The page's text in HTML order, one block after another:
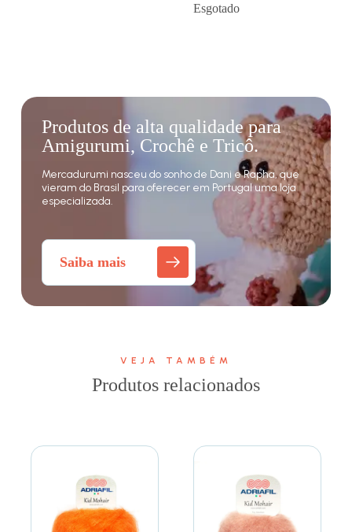
Esgotado
Produtos de alta qualidade para
Amigurumi, Crochê e Tricô.
Mercadurumi nasceu do sonho de Dani e Rapha, que
vieram do Brasil para oferecer em Portugal uma loja
especializada.
Saiba mais
VEJA TAMBÉM
Produtos relacionados